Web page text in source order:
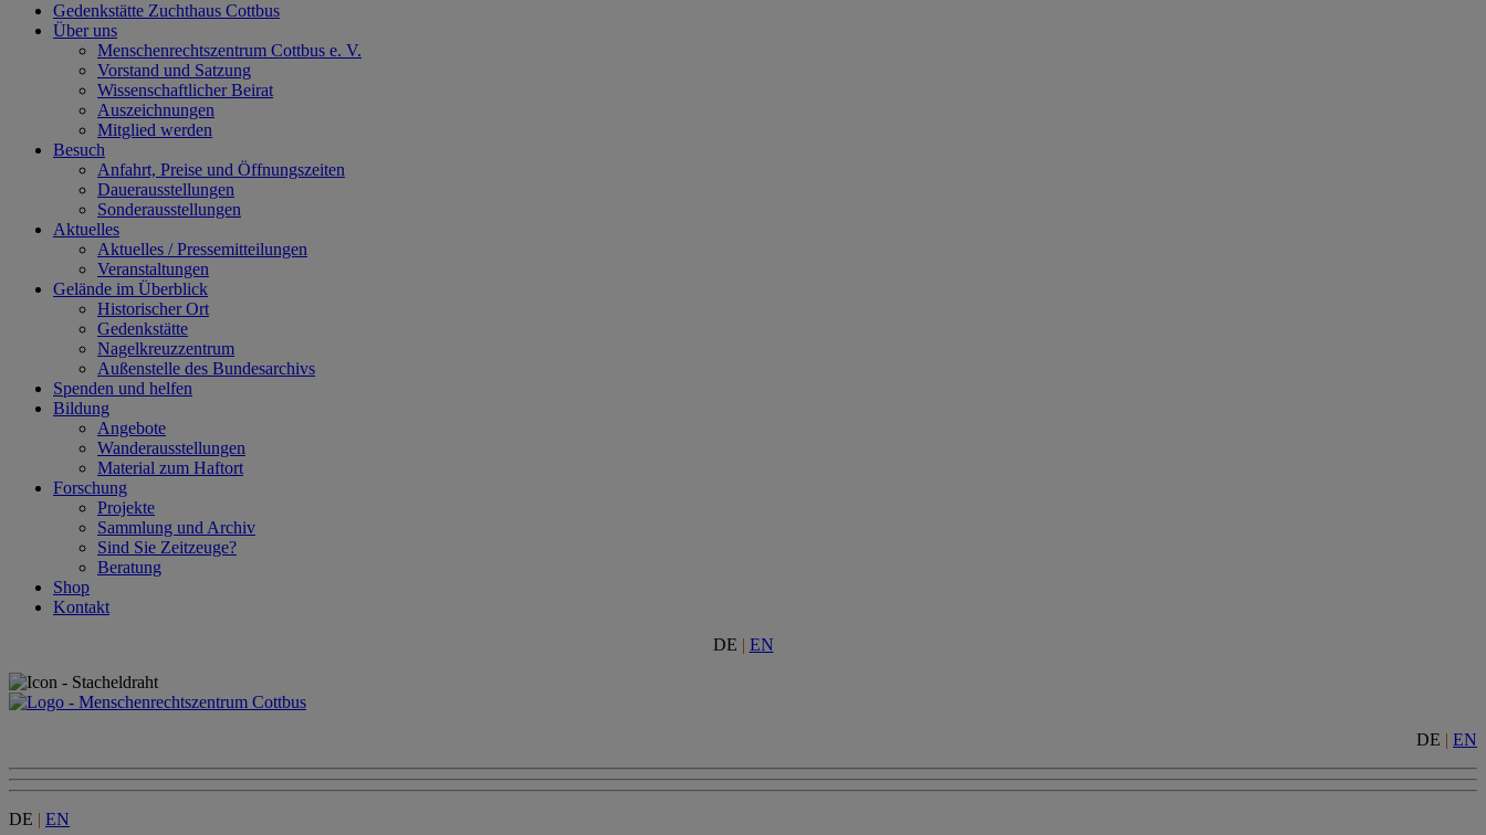
Gedenkstätte Zuchthaus Cottbus
Über uns
Menschenrechtszentrum Cottbus e. V.
Vorstand und Satzung
Wissenschaftlicher Beirat
Auszeichnungen
Mitglied werden
Besuch
Anfahrt, Preise und Öffnungszeiten
Dauerausstellungen
Sonderausstellungen
Aktuelles
Aktuelles / Pressemitteilungen
Veranstaltungen
Gelände im Überblick
Historischer Ort
Gedenkstätte
Nagelkreuzzentrum
Außenstelle des Bundesarchivs
Spenden und helfen
Bildung
Angebote
Wanderausstellungen
Material zum Haftort
Forschung
Projekte
Sammlung und Archiv
Sind Sie Zeitzeuge?
Beratung
Shop
Kontakt
DE | EN
DE | EN
DE | EN